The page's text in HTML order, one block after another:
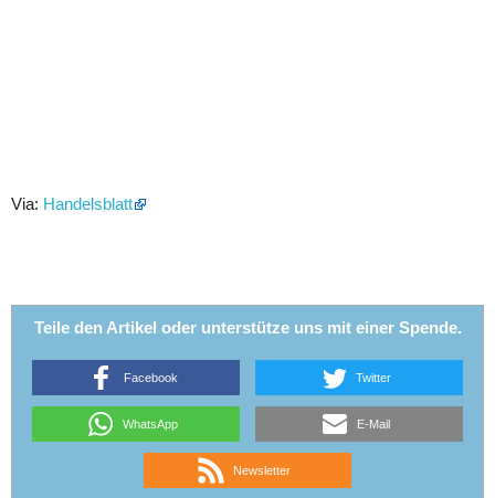
Via: Handelsblatt
Teile den Artikel oder unterstütze uns mit einer Spende.
Facebook Twitter
WhatsApp E-Mail
Newsletter